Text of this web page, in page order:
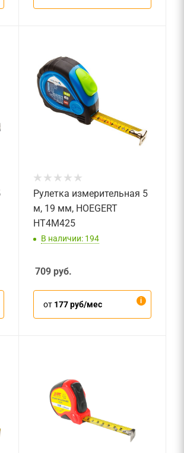
Рулетка измерительная 5
м, 19 мм, HOEGERT
HT4M425
В наличии: 194
709руб.
от 177 руб/мес